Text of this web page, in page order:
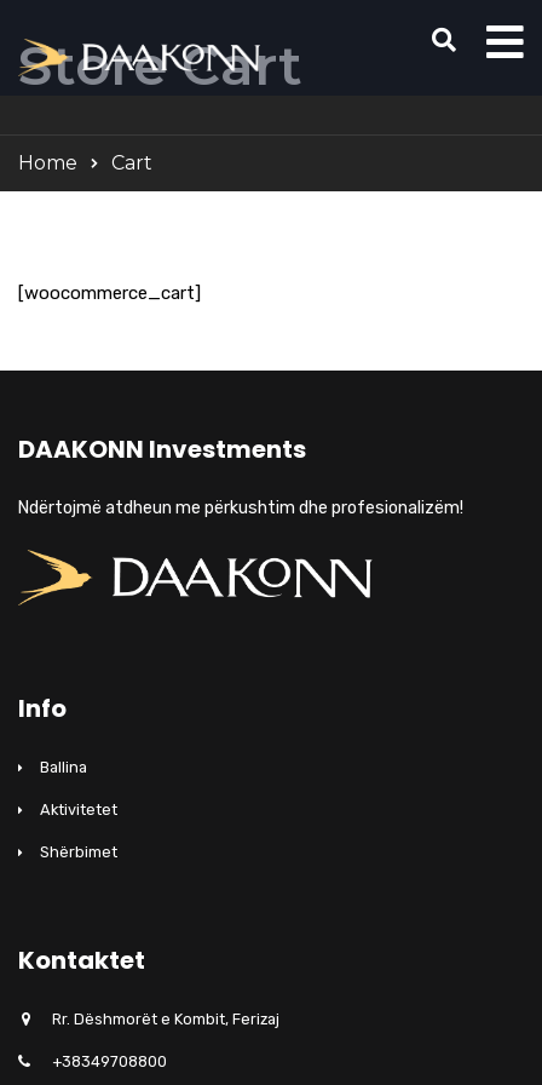
Store Cart
Home Cart
[woocommerce_cart]
DAAKONN Investments
Ndërtojmë atdheun me përkushtim dhe profesionalizëm!
Info
Ballina
Aktivitetet
Shërbimet
Kontaktet
Rr. Dëshmorët e Kombit, Ferizaj
+38349708800